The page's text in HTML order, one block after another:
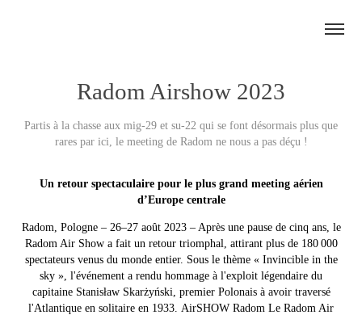
Radom Airshow 2023
Partis à la chasse aux mig-29 et su-22 qui se font désormais plus que
rares par ici, le meeting de Radom ne nous a pas déçu !
Un retour spectaculaire pour le plus grand meeting aérien
d’Europe centrale
Radom, Pologne – 26–27 août 2023 – Après une pause de cinq ans, le
Radom Air Show a fait un retour triomphal, attirant plus de 180 000
spectateurs venus du monde entier. Sous le thème « Invincible in the
sky », l'événement a rendu hommage à l'exploit légendaire du
capitaine Stanisław Skarżyński, premier Polonais à avoir traversé
l'Atlantique en solitaire en 1933. AirSHOW Radom Le Radom Air